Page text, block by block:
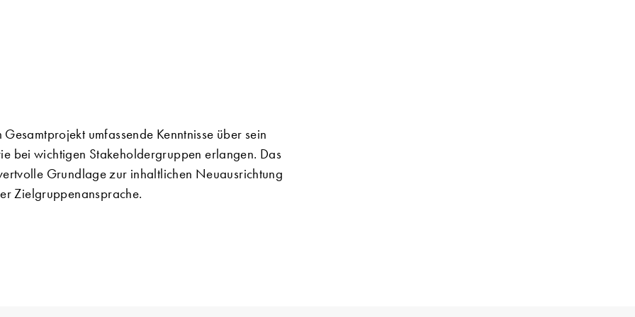
umfassende Kenntnisse über sein
bei wichtigen Stakeholdergruppen erlangen. Das
Grundlage zur inhaltlichen Neuausrichtung
Zielgruppenansprache.